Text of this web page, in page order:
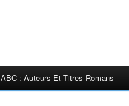
ABC : Auteurs Et Titres Romans